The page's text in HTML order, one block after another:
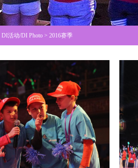
DI活动/DI Photo > 2016赛季